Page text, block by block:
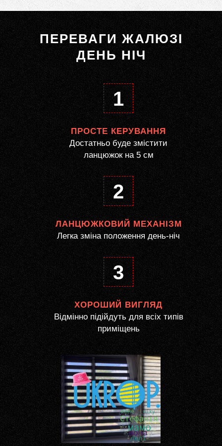
ПЕРЕВАГИ ЖАЛЮЗІ
ДЕНЬ НІЧ
1
ПРОСТЕ КЕРУВАННЯ
Достатньо буде змістити
ланцюжок на 5 см
2
ЛАНЦЮЖКОВИЙ МЕХАНІЗМ
Легка зміна положення день-ніч
3
ХОРОШИЙ ВИГЛЯД
Відмінно підійдуть для всіх типів
приміщень